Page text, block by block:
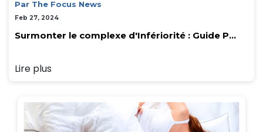
Par The Focus News
Feb 27, 2024
Surmonter le complexe d'Infériorité : Guide P...
Lire plus